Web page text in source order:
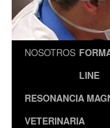
NOSOTROS
LINE
RESONANCIA
VETERINARIA